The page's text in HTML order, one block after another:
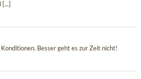
Besser geht es zur Zeit nicht!